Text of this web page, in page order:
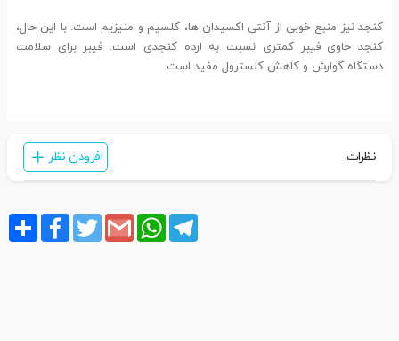
کنجد نیز منبع خوبی از آنتی اکسیدان ها، کلسیم و منیزیم است. با این حال،
کنجد حاوی فیبر کمتری نسبت به ارده کنجدی است. فیبر برای سلامت
دستگاه گوارش و کاهش کلسترول مفید است.
نظرات افزودن نظر
ShareFacebookTwitter Gmail
WhatsAppTelegram